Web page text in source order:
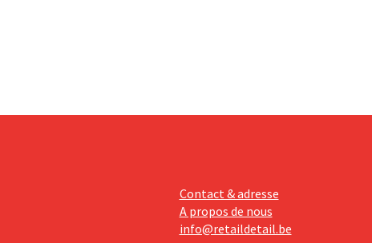
Contact & adresse
A propos de nous
info@retaildetail.be